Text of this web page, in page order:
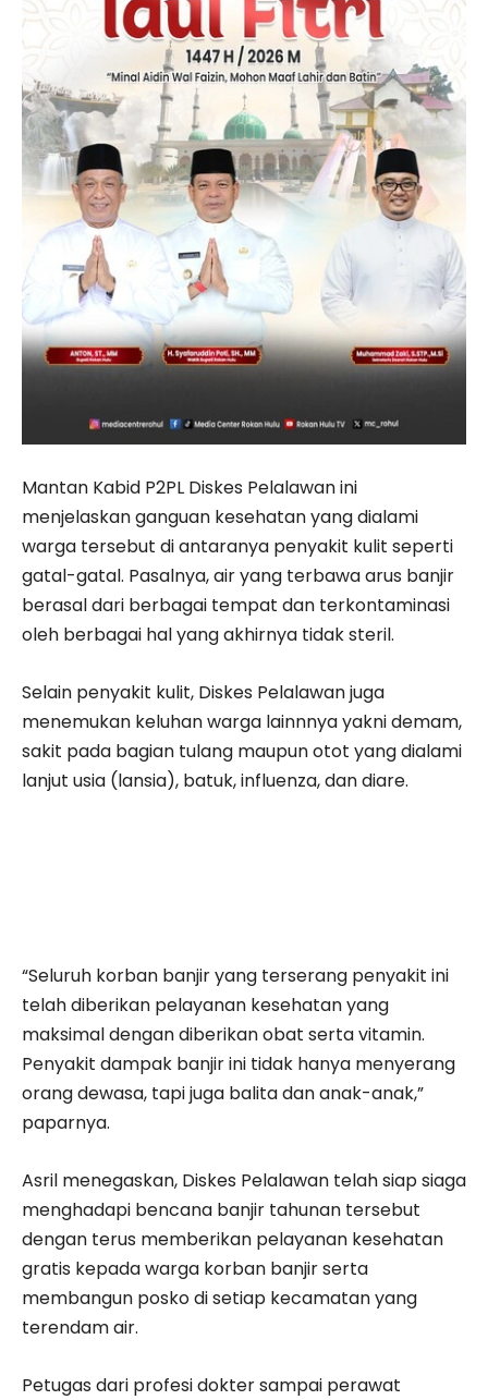
Mantan Kabid P2PL Diskes Pelalawan ini
menjelaskan ganguan kesehatan yang dialami
warga tersebut di antaranya penyakit kulit seperti
gatal-gatal. Pasalnya, air yang terbawa arus banjir
berasal dari berbagai tempat dan terkontaminasi
oleh berbagai hal yang akhirnya tidak steril.
Selain penyakit kulit, Diskes Pelalawan juga
menemukan keluhan warga lainnnya yakni demam,
sakit pada bagian tulang maupun otot yang dialami
lanjut usia (lansia), batuk, influenza, dan diare.
“Seluruh korban banjir yang terserang penyakit ini
telah diberikan pelayanan kesehatan yang
maksimal dengan diberikan obat serta vitamin.
Penyakit dampak banjir ini tidak hanya menyerang
orang dewasa, tapi juga balita dan anak-anak,”
paparnya.
Asril menegaskan, Diskes Pelalawan telah siap siaga
menghadapi bencana banjir tahunan tersebut
dengan terus memberikan pelayanan kesehatan
gratis kepada warga korban banjir serta
membangun posko di setiap kecamatan yang
terendam air.
Petugas dari profesi dokter sampai perawat